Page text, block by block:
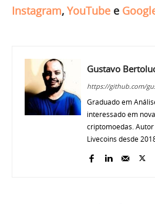
Instagram, YouTube e
Gustavo
https://github.com/
Graduado em
interessado em
criptomoedas.
Livecoins desde